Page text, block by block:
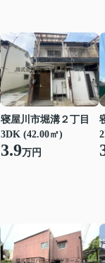
寝屋川市堀溝２丁目
3DK (42.00㎡)
3.9万円